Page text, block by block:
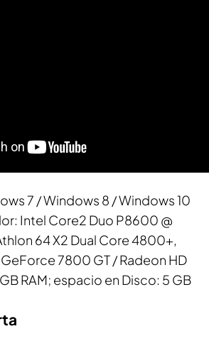
7 / Windows 8 / Windows 10
Intel Core2 Duo P8600 @
64 X2 Dual Core 4800+,
7800 GT / Radeon HD
RAM; espacio en Disco: 5 GB